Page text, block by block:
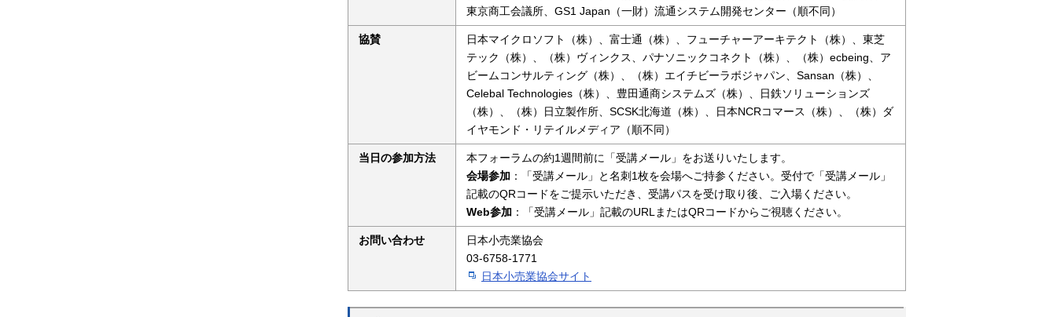
東京商工会議所、GS1 Japan（一財）流通システム開発センター（順不同）
協賛
日本マイクロソフト（株）、富士通（株）、フューチャーアーキテクト（株）、東芝
テック（株）、（株）ヴィンクス、パナソニックコネクト（株）、（株）ecbeing、ア
ビームコンサルティング（株）、（株）エイチビーラボジャパン、Sansan（株）、
Celebal Technologies（株）、豊田通商システムズ（株）、日鉄ソリューションズ
（株）、（株）日立製作所、SCSK北海道（株）、日本NCRコマース（株）、（株）ダ
イヤモンド・リテイルメディア（順不同）
当日の参加方法
本フォーラムの約1週間前に「受講メール」をお送りいたします。
会場参加 ：「受講メール」と名刺1枚を会場へご持参ください。受付で「受講メール」
記載のQRコードをご提示いただき、受講パスを受け取り後、ご入場ください。
Web参加 ：「受講メール」記載のURLまたはQRコードからご視聴ください。
お問い合わせ
日本小売業協会
03-6758-1771
日本小売業協会サイト